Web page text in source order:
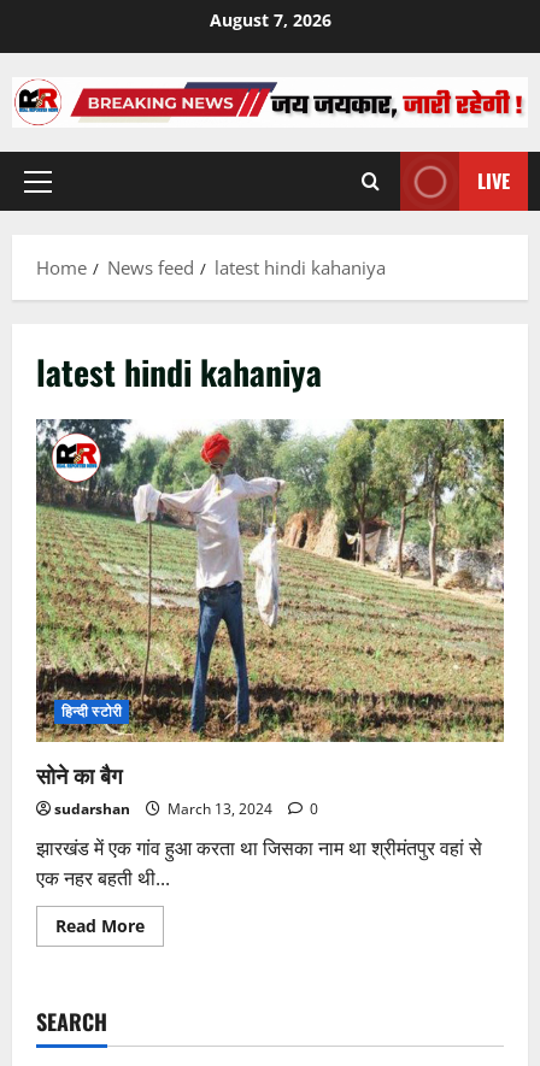
content
August 7, 2026
Primary
LIVE
Home News feed latest hindi kahaniya
latest hindi kahaniya
हिन्दी स्टोरी
सोने का बैग
sudarshan March 13, 2024 0
झारखंड में एक गांव हुआ करता था जिसका नाम था श्रीमंतपुर वहां से
एक नहर बहती थी...
Read MoreRead
more
SEARCH